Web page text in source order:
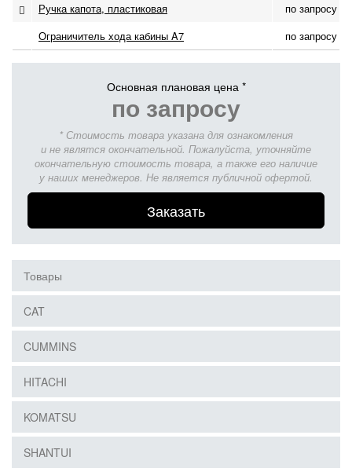
Ручка капота, пластиковая
по запросу
Ограничитель хода кабины A7
по запросу
Основная плановая цена *
по запросу
* Стоимость товара указана для ознакомления
и не являтся окончательной. Пожалуйста, уточняйте
окончательную стоимость товара, а также его наличие
у наших менеджеров. Не является публичной офертой.
Заказать
Товары
CAT
CUMMINS
HITACHI
KOMATSU
SHANTUI